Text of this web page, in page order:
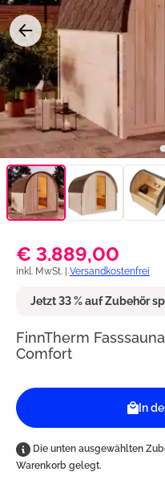
€ 3.889,00
inkl. MwSt. | Versandkostenfrei
Jetzt 33 % auf Zubehör
FinnTherm
Comfort
In
Die unten ausgewählten
Warenkorb gelegt.